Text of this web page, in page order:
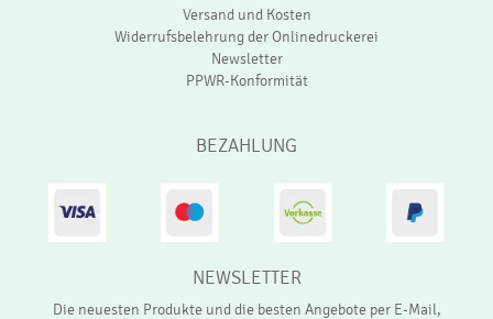
Versand und Kosten
Widerrufsbelehrung der Onlinedruckerei
Newsletter
PPWR-Konformität
BEZAHLUNG
NEWSLETTER
Die neuesten Produkte und die besten Angebote per E-Mail,